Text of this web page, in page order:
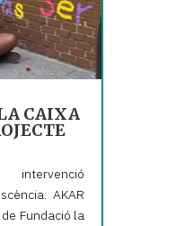
CAIXA
AKAR
Fundació la